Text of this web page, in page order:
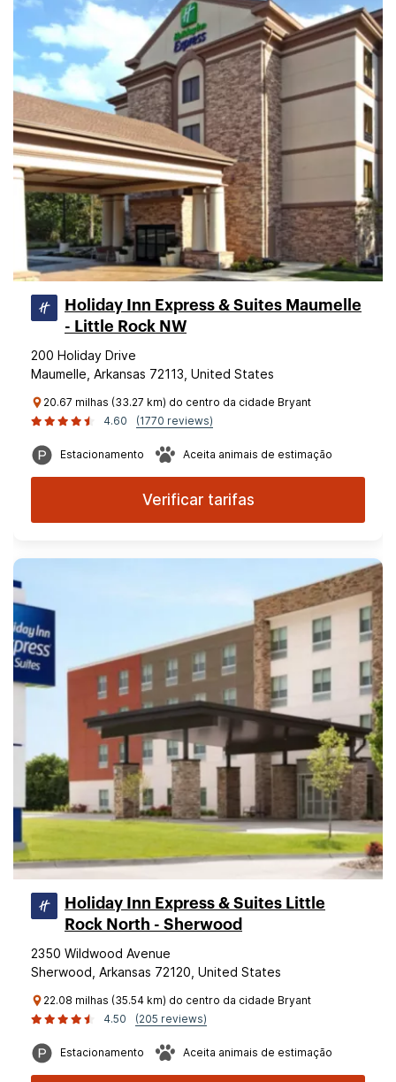
Holiday Inn Express & Suites Maumelle
- Little Rock NW
200 Holiday Drive
Maumelle, Arkansas 72113, United States
20.67 milhas (33.27 km) do centro da cidade Bryant
4.60
(1770 reviews)
Estacionamento Aceita animais de estimação
Verificar tarifas
Holiday Inn Express & Suites Little
Rock North - Sherwood
2350 Wildwood Avenue
Sherwood, Arkansas 72120, United States
22.08 milhas (35.54 km) do centro da cidade Bryant
4.50
(205 reviews)
Estacionamento Aceita animais de estimação